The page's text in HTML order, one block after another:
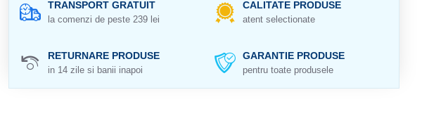
TRANSPORT GRATUIT
la comenzi de peste 239 lei
CALITATE PRODUSE
atent selectionate
RETURNARE PRODUSE
in 14 zile si banii inapoi
GARANTIE PRODUSE
pentru toate produsele